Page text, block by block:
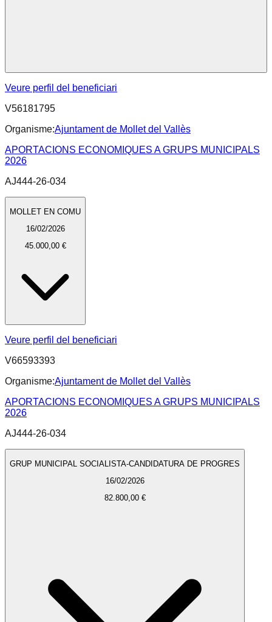
Veure perfil del beneficiari
V56181795
Organisme:Ajuntament de Mollet del Vallès
APORTACIONS ECONOMIQUES A GRUPS MUNICIPALS
2026
AJ444-26-034
MOLLET EN COMU
16/02/2026
45.000,00 €
Veure perfil del beneficiari
V66593393
Organisme:Ajuntament de Mollet del Vallès
APORTACIONS ECONOMIQUES A GRUPS MUNICIPALS
2026
AJ444-26-034
GRUP MUNICIPAL SOCIALISTA-CANDIDATURA DE PROGRES
16/02/2026
82.800,00 €